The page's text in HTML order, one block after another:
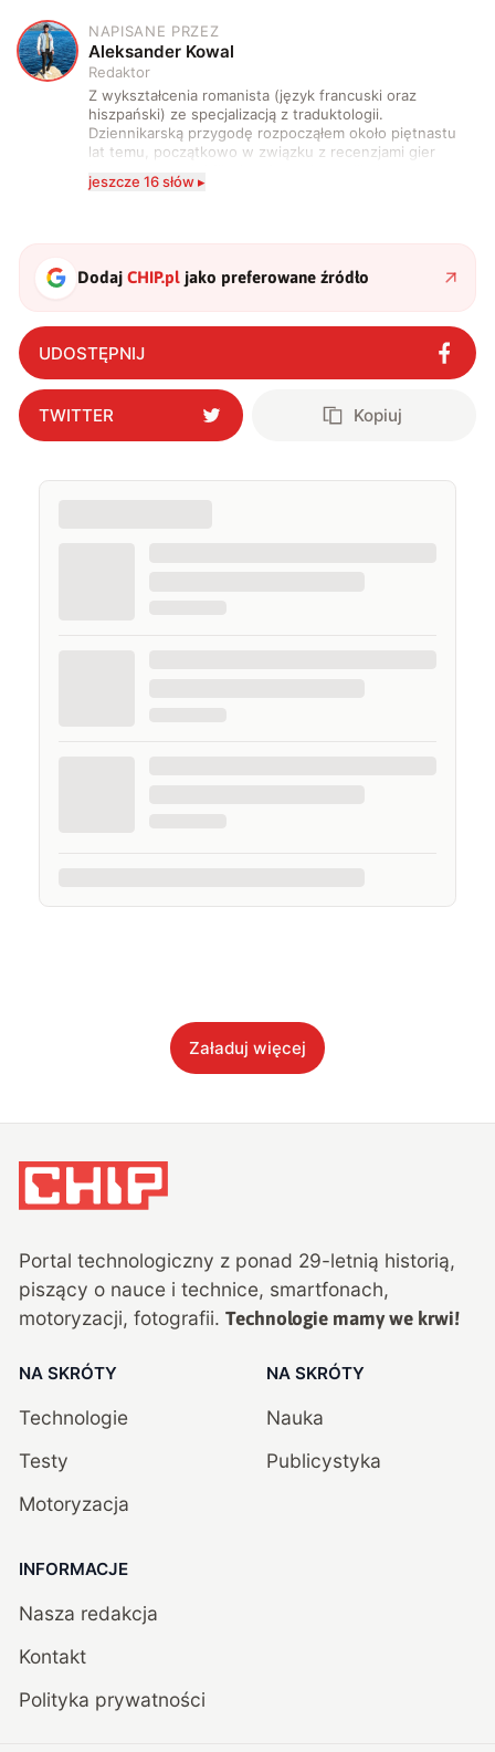
A
NAPISANE PRZEZ
Aleksander Kowal
Redaktor
Z wykształcenia romanista (język francuski oraz
hiszpański) ze specjalizacją z traduktologii.
Dziennikarską przygodę rozpocząłem około piętnastu
lat temu, początkowo w związku z recenzjami gier
komputerowych i filmów. Obecnie publikuję
zdecydowanie częściej na tematy związane z nauką
także uprawiać oraz oglądać sport.
jeszcze 16 słów ▸
DodajCHIP.pl jako preferowane źródło
UDOSTĘPNIJ
TWITTER Kopiuj
Załaduj więcej
Portal technologiczny z ponad 29-letnią historią,
piszący o nauce i technice, smartfonach,
motoryzacji, fotografii. Technologie mamy we krwi!
NA SKRÓTY
Technologie
Testy
Motoryzacja
NA SKRÓTY
Nauka
Publicystyka
INFORMACJE
Nasza redakcja
Kontakt
Polityka prywatności